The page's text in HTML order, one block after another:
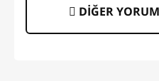
DİĞER